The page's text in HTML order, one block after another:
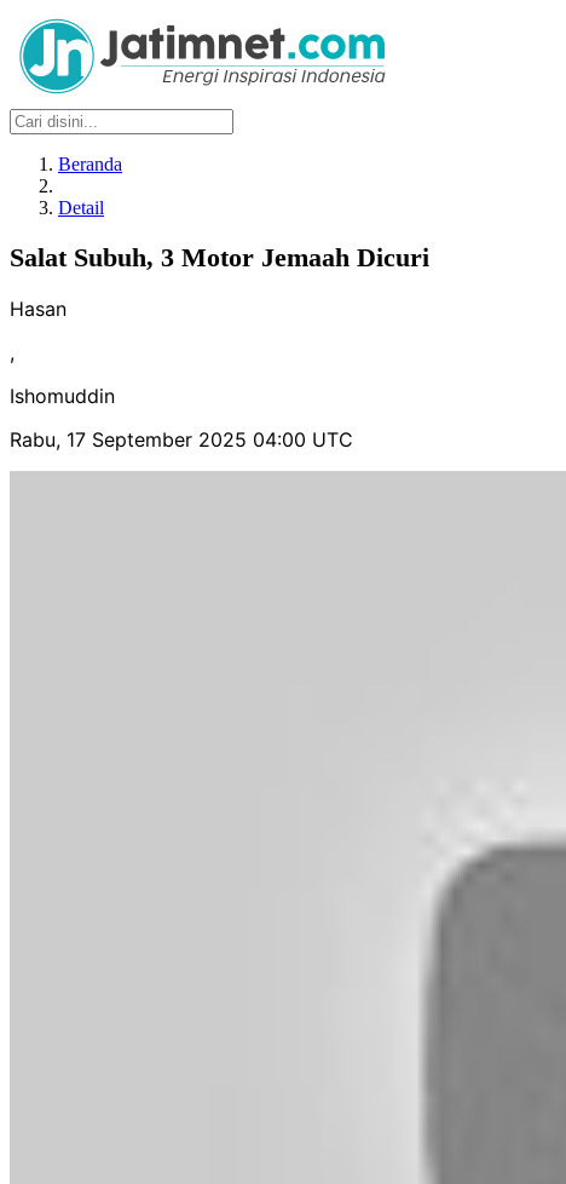
Beranda
Detail
Salat Subuh, 3 Motor Jemaah Dicuri
Hasan
,
Ishomuddin
Rabu, 17 September 2025 04:00 UTC